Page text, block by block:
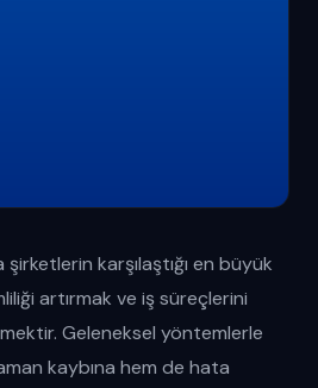
karşılaştığı en büyük
artırmak ve iş süreçlerini
Geleneksel yöntemlerle
kaybına hem de hata